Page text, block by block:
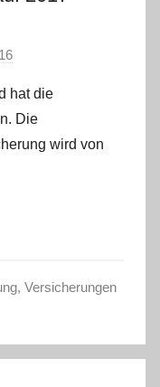
n
C
W
hat die
Die
wird von
, Versicherungen